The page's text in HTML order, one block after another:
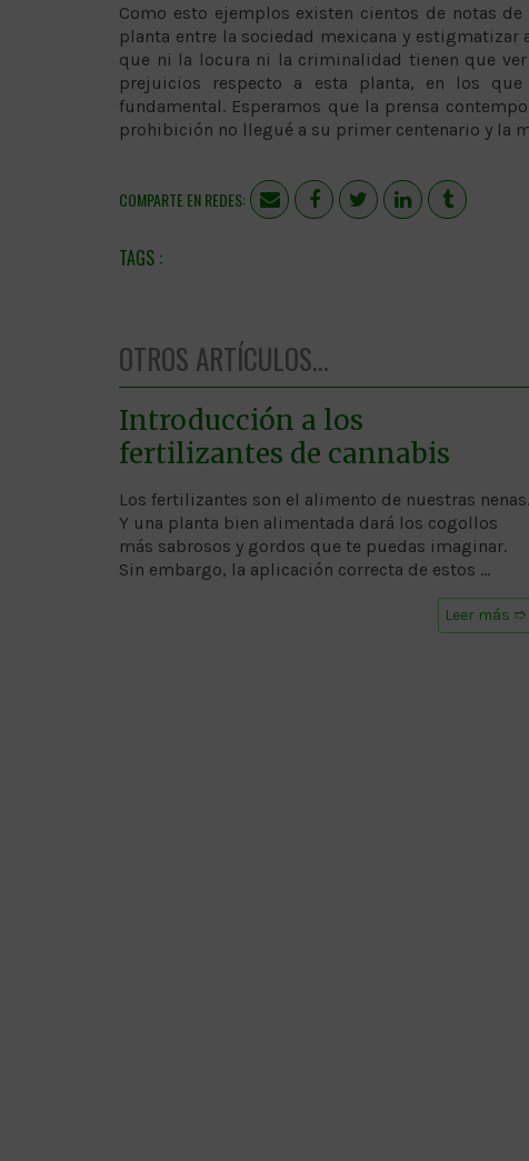
Como esto ejemplos existen cientos de notas
planta entre la sociedad mexicana y estigmatizar
que ni la locura ni la criminalidad tienen que
prejuicios respecto a esta planta, en los
fundamental. Esperamos que la prensa
prohibición no llegué a su primer centenario y la
COMPARTE EN REDES:
OTROS ARTÍCULOS...
Introducción a los
fertilizantes de cannabis
Los fertilizantes son el alimento de nuestras nenas.
Y una planta bien alimentada dará los cogollos
más sabrosos y gordos que te puedas imaginar.
Sin embargo, la aplicación correcta de estos …
Leer más ➱